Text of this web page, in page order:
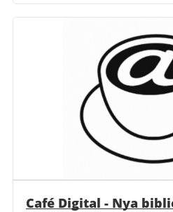
Café Digital - Nya